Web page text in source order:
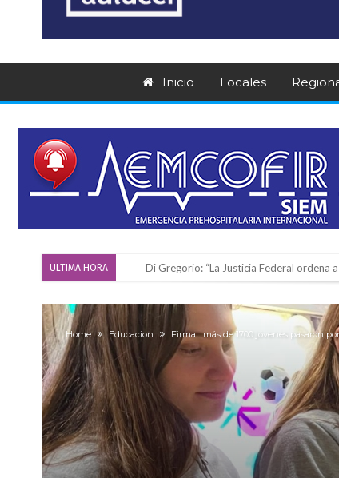
Inicio Locales
ULTIMA HORA Reserva: Firmat F.B.C. venció a San
“La medicina nos salvó”: la emotiva
Firmat será sede del segundo Torneo
Vassalli: en potencial y con fechas
Firmat: avanza la investigación de dos
Villada: el viento provocó el
Violento robo en la zona rural de
Home Educacion Firmat: más de 1700 jóvenes pasaron